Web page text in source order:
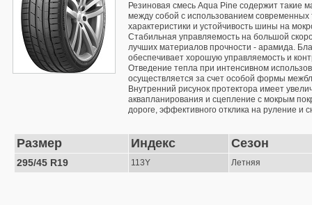
Резиновая смесь Aqua Pine содержит такие
между собой с использованием современных
характеристики и устойчивость шины на
Стабильная управляемость на большой
лучших материалов прочности - арамида.
обеспечивает хорошую управляемость и
Отведение тепла при интенсивном
осуществляется за счет особой формы
Внутренний рисунок протектора имеет
аквапланирования и сцепление с мокрым
дороге, эффективного отклика на руление и
Размер Индекс Сезон
295/45 R19 113Y Летняя